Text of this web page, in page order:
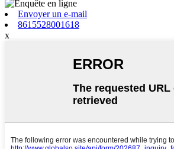
Envoyer un e-mail
8615528001618
x